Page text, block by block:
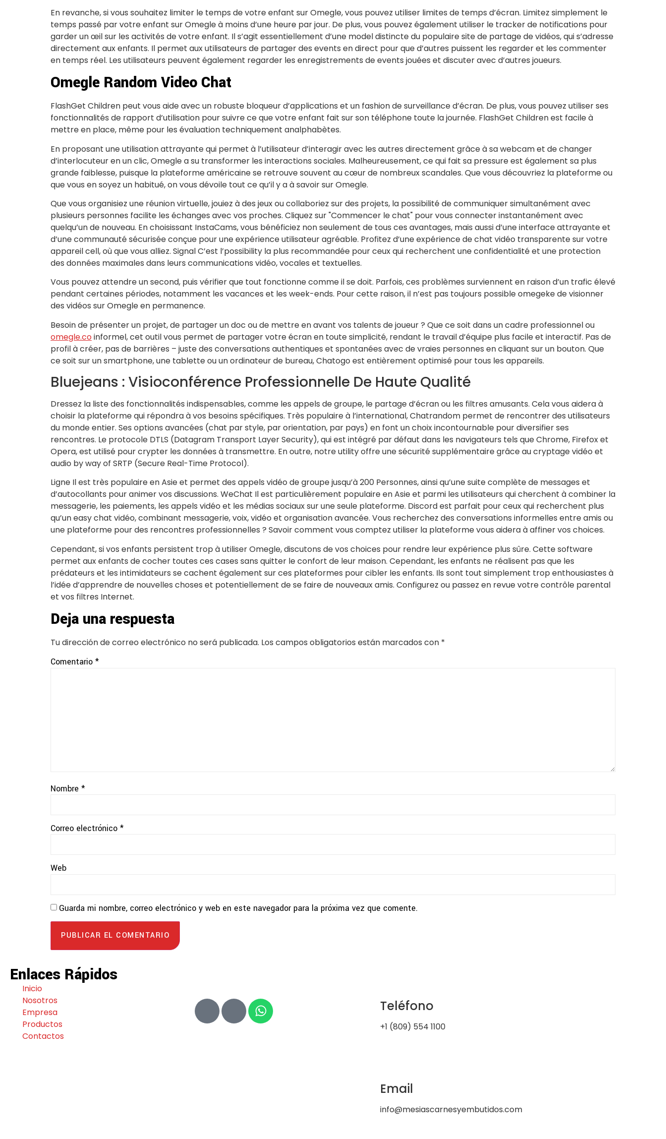
En revanche, si vous souhaitez limiter le temps de votre enfant sur Omegle, vous pouvez utiliser limites de temps d’écran. Limitez simplement le
temps passé par votre enfant sur Omegle à moins d’une heure par jour. De plus, vous pouvez également utiliser le tracker de notifications pour
garder un œil sur les activités de votre enfant. Il s’agit essentiellement d’une model distincte du populaire site de partage de vidéos, qui s’adresse
directement aux enfants. Il permet aux utilisateurs de partager des events en direct pour que d’autres puissent les regarder et les commenter
en temps réel. Les utilisateurs peuvent également regarder les enregistrements de events jouées et discuter avec d’autres joueurs.
Omegle Random Video Chat
FlashGet Children peut vous aide avec un robuste bloqueur d’applications et un fashion de surveillance d’écran. De plus, vous pouvez utiliser ses
fonctionnalités de rapport d’utilisation pour suivre ce que votre enfant fait sur son téléphone toute la journée. FlashGet Children est facile à
mettre en place, même pour les évaluation techniquement analphabètes.
En proposant une utilisation attrayante qui permet à l’utilisateur d’interagir avec les autres directement grâce à sa webcam et de changer
d’interlocuteur en un clic, Omegle a su transformer les interactions sociales. Malheureusement, ce qui fait sa pressure est également sa plus
grande faiblesse, puisque la plateforme américaine se retrouve souvent au cœur de nombreux scandales. Que vous découvriez la plateforme ou
que vous en soyez un habitué, on vous dévoile tout ce qu’il y a à savoir sur Omegle.
Que vous organisiez une réunion virtuelle, jouiez à des jeux ou collaboriez sur des projets, la possibilité de communiquer simultanément avec
plusieurs personnes facilite les échanges avec vos proches. Cliquez sur "Commencer le chat" pour vous connecter instantanément avec
quelqu’un de nouveau. En choisissant InstaCams, vous bénéficiez non seulement de tous ces avantages, mais aussi d’une interface attrayante et
d’une communauté sécurisée conçue pour une expérience utilisateur agréable. Profitez d’une expérience de chat vidéo transparente sur votre
appareil cell, où que vous alliez. Signal C’est l’possibility la plus recommandée pour ceux qui recherchent une confidentialité et une protection
des données maximales dans leurs communications vidéo, vocales et textuelles.
Vous pouvez attendre un second, puis vérifier que tout fonctionne comme il se doit. Parfois, ces problèmes surviennent en raison d’un trafic élevé
pendant certaines périodes, notamment les vacances et les week-ends. Pour cette raison, il n’est pas toujours possible omegeke de visionner
des vidéos sur Omegle en permanence.
Besoin de présenter un projet, de partager un doc ou de mettre en avant vos talents de joueur ? Que ce soit dans un cadre professionnel ou
omegle.coinformel, cet outil vous permet de partager votre écran en toute simplicité, rendant le travail d’équipe plus facile et interactif. Pas de
profil à créer, pas de barrières – juste des conversations authentiques et spontanées avec de vraies personnes en cliquant sur un bouton. Que
ce soit sur un smartphone, une tablette ou un ordinateur de bureau, Chatogo est entièrement optimisé pour tous les appareils.
Bluejeans : Visioconférence Professionnelle De Haute Qualité
Dressez la liste des fonctionnalités indispensables, comme les appels de groupe, le partage d’écran ou les filtres amusants. Cela vous aidera à
choisir la plateforme qui répondra à vos besoins spécifiques. Très populaire à l’international, Chatrandom permet de rencontrer des utilisateurs
du monde entier. Ses options avancées (chat par style, par orientation, par pays) en font un choix incontournable pour diversifier ses
rencontres. Le protocole DTLS (Datagram Transport Layer Security), qui est intégré par défaut dans les navigateurs tels que Chrome, Firefox et
Opera, est utilisé pour crypter les données à transmettre. En outre, notre utility offre une sécurité supplémentaire grâce au cryptage vidéo et
audio by way of SRTP (Secure Real-Time Protocol).
Ligne Il est très populaire en Asie et permet des appels vidéo de groupe jusqu’à 200 Personnes, ainsi qu’une suite complète de messages et
d’autocollants pour animer vos discussions. WeChat Il est particulièrement populaire en Asie et parmi les utilisateurs qui cherchent à combiner la
messagerie, les paiements, les appels vidéo et les médias sociaux sur une seule plateforme. Discord est parfait pour ceux qui recherchent plus
qu’un easy chat vidéo, combinant messagerie, voix, vidéo et organisation avancée. Vous recherchez des conversations informelles entre amis ou
une plateforme pour des rencontres professionnelles ? Savoir comment vous comptez utiliser la plateforme vous aidera à affiner vos choices.
Cependant, si vos enfants persistent trop à utiliser Omegle, discutons de vos choices pour rendre leur expérience plus sûre. Cette software
permet aux enfants de cocher toutes ces cases sans quitter le confort de leur maison. Cependant, les enfants ne réalisent pas que les
prédateurs et les intimidateurs se cachent également sur ces plateformes pour cibler les enfants. Ils sont tout simplement trop enthousiastes à
l’idée d’apprendre de nouvelles choses et potentiellement de se faire de nouveaux amis. Configurez ou passez en revue votre contrôle parental
et vos filtres Internet.
Deja una respuesta
Tu dirección de correo electrónico no será publicada. Los campos obligatorios están marcados con *
Comentario *
Nombre *
Correo electrónico *
Web
Guarda mi nombre, correo electrónico y web en este navegador para la próxima vez que comente.
Enlaces Rápidos
Inicio
Nosotros
Empresa
Productos
Contactos
Teléfono
+1 (809) 554 1100
Email
info@mesiascarnesyembutidos.com